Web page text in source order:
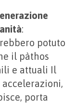
:
potuto
il pàthos
e attuali Il
porta